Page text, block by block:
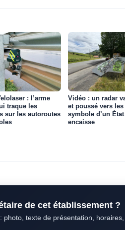
: l’arme
traque les
sur les autoroutes
Vidéo : un radar
et poussé vers
symbole d’un
encaisse
de cet établissement ?
photo, texte de présentation,